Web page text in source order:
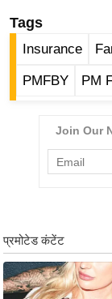
मी
क्षा
B
N
e
w
Tags
Insurance
PMFBY PM